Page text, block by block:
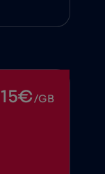
15€/GB